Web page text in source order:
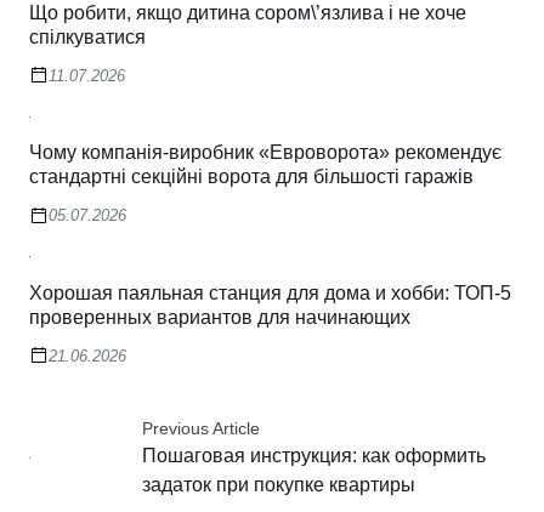
Що робити, якщо дитина сором\’язлива і не хоче
спілкуватися
11.07.2026
Чому компанія-виробник «Евроворота» рекомендує
стандартні секційні ворота для більшості гаражів
05.07.2026
Хорошая паяльная станция для дома и хобби: ТОП-5
проверенных вариантов для начинающих
21.06.2026
Previous Article
Пошаговая инструкция: как оформить
задаток при покупке квартиры